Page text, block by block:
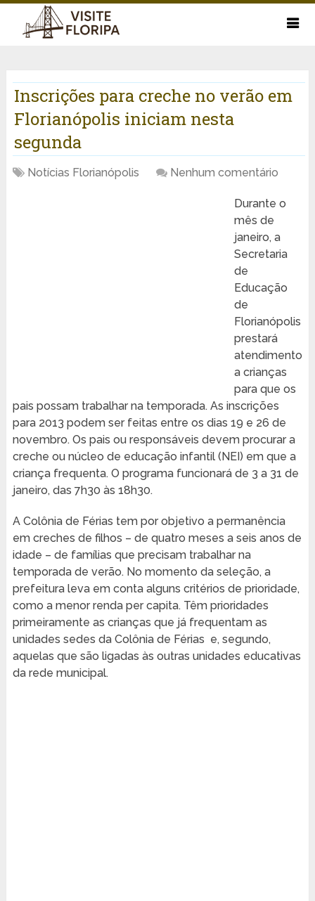
Inscrições para creche no verão em
Florianópolis iniciam nesta
segunda
Notícias Florianópolis Nenhum comentário
Durante o
mês de
janeiro, a
Secretaria
de
Educação
de
Florianópolis
prestará
atendimento
a crianças
para que os
pais possam trabalhar na temporada. As inscrições
para 2013 podem ser feitas entre os dias 19 e 26 de
novembro. Os pais ou responsáveis devem procurar a
creche ou núcleo de educação infantil (NEI) em que a
criança frequenta. O programa funcionará de 3 a 31 de
janeiro, das 7h30 às 18h30.
A Colônia de Férias tem por objetivo a permanência
em creches de filhos – de quatro meses a seis anos de
idade – de famílias que precisam trabalhar na
temporada de verão. No momento da seleção, a
prefeitura leva em conta alguns critérios de prioridade,
como a menor renda per capita. Têm prioridades
primeiramente as crianças que já frequentam as
unidades sedes da Colônia de Férias e, segundo,
aquelas que são ligadas às outras unidades educativas
da rede municipal.